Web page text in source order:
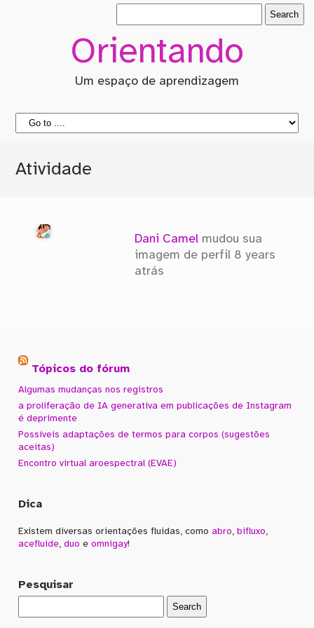
Orientando
Um espaço de aprendizagem
Atividade
Dani Camel mudou sua
imagem de perfil 8 years
atrás
Tópicos do fórum
Algumas mudanças nos registros
a proliferação de IA generativa em publicações de Instagram
é deprimente
Possíveis adaptações de termos para corpos (sugestões
aceitas)
Encontro virtual aroespectral (EVAE)
Dica
Existem diversas orientações fluidas, comoabro ,bifluxo
acefluide ,duo eomnigay!
Pesquisar